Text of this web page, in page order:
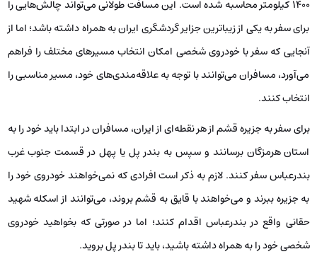
۱۴۰۰ کیلومتر محاسبه شده است. این مسافت طولانی می‌تواند چالش‌هایی را
برای سفر به یکی از زیباترین جزایر گردشگری ایران به همراه داشته باشد؛ اما از
آنجایی که سفر با خودروی شخصی امکان انتخاب مسیرهای مختلف را فراهم
می‌آورد، مسافران می‌توانند با توجه به علاقه‌مندی‌های خود، مسیر مناسبی را
انتخاب کنند.
برای سفر به جزیره قشم از هر نقطه‌ای از ایران، مسافران در ابتدا باید خود را به
استان هرمزگان برسانند و سپس به بندر پل یا پهل در قسمت جنوب غرب
بندرعباس سفر کنند. لازم به ذکر است افرادی که نمی‌خواهند خودروی خود را
به جزیره ببرند و می‌خواهند با قایق به قشم بروند، می‌توانند از اسکله شهید
حقانی واقع در بندرعباس اقدام کنند؛ اما در صورتی که بخواهید خودروی
شخصی خود را به همراه داشته باشید، باید تا بندر پل بروید.